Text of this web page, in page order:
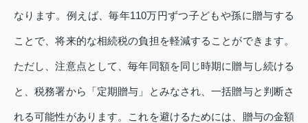
なります。例えば、毎年110万円ずつ子どもや孫に贈与する
ことで、将来的な相続税の負担を軽減することができます。
ただし、注意点として、毎年同額を同じ時期に贈与し続ける
と、税務署から「定期贈与」とみなされ、一括贈与と判断さ
れる可能性があります。これを避けるためには、贈与の金額